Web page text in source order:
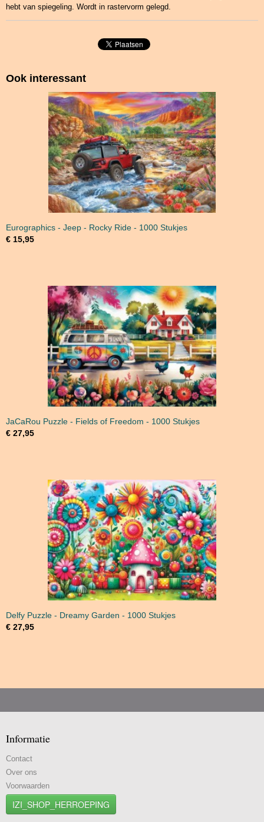
hebt van spiegeling. Wordt in rastervorm gelegd.
Ook interessant
Eurographics - Jeep - Rocky Ride - 1000 Stukjes
€ 15,95
JaCaRou Puzzle - Fields of Freedom - 1000 Stukjes
€ 27,95
Delfy Puzzle - Dreamy Garden - 1000 Stukjes
€ 27,95
Informatie
Contact
Over ons
Voorwaarden
IZI_SHOP_HERROEPING